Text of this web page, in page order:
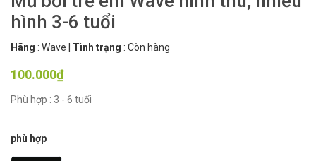
hình 3-6 tuổi
Hãng : Wave Tình trạng : Còn hàng
100.000₫
Phù hợp : 3 - 6 tuổi
phù hợp